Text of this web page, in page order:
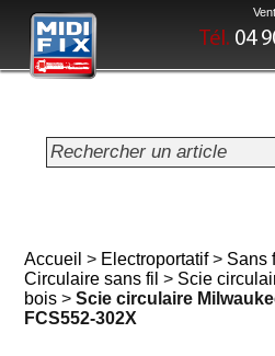
Tél. 04
Accueil > Electroportatif> Sans
Circulaire sans fil > Scie
bois >Scie circulaire
FCS552-302X